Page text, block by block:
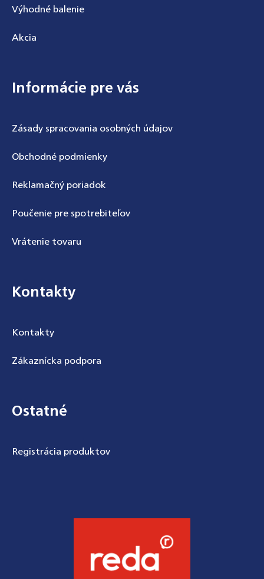
Výhodné balenie
Akcia
Informácie pre vás
Zásady spracovania osobných údajov
Obchodné podmienky
Reklamačný poriadok
Poučenie pre spotrebiteľov
Vrátenie tovaru
Kontakty
Kontakty
Zákaznícka podpora
Ostatné
Registrácia produktov